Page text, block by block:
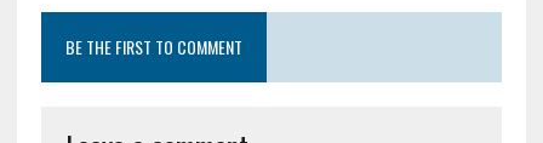
BE THE FIRST TO COMMENT